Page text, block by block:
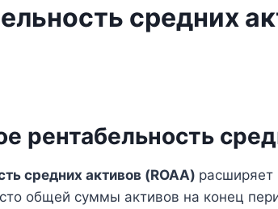
средних
рентабельность
средних активов (ROAA) расширяет
общей суммы активов на конец